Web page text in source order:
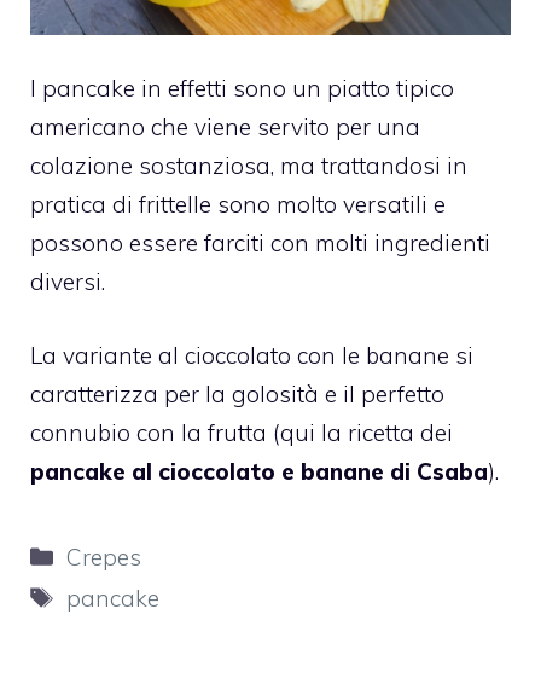
I pancake in effetti sono un piatto tipico
americano che viene servito per una
colazione sostanziosa, ma trattandosi in
pratica di frittelle sono molto versatili e
possono essere farciti con molti ingredienti
diversi.
La variante al cioccolato con le banane si
caratterizza per la golosità e il perfetto
connubio con la frutta (qui la ricetta dei
pancake al cioccolato e banane di Csaba).
Categorie
Crepes
Tag
pancake